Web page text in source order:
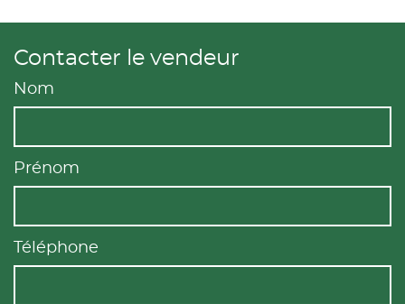
Contacter le vendeur
Nom
Prénom
Téléphone